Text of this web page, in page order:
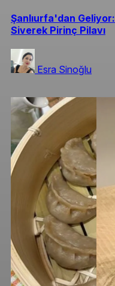
Şanlıurfa'dan Geliyor:
Siverek Pirinç Pilavı
Esra Sinoğlu